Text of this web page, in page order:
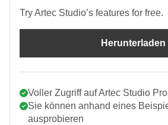
Try Artec Studio’s features for free.
Herunterladen
Voller Zugriff auf Artec Studio Pro
Sie können anhand eines
ausprobieren